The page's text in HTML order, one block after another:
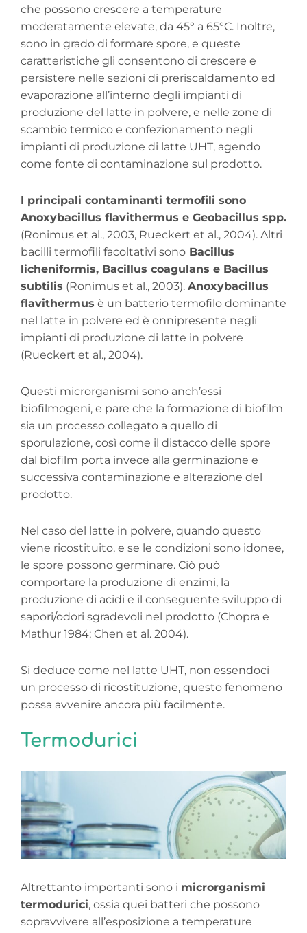
che possono crescere a temperature
moderatamente elevate, da 45° a 65°C. Inoltre,
sono in grado di formare spore, e queste
caratteristiche gli consentono di crescere e
persistere nelle sezioni di preriscaldamento ed
evaporazione all’interno degli impianti di
produzione del latte in polvere, e nelle zone di
scambio termico e confezionamento negli
impianti di produzione di latte UHT, agendo
come fonte di contaminazione sul prodotto.
I principali contaminanti termofili sono
Anoxybacillus flavithermus e Geobacillus spp.
(Ronimus et al., 2003, Rueckert et al., 2004). Altri
bacilli termofili facoltativi sono Bacillus
licheniformis, Bacillus coagulans e Bacillus
subtilis (Ronimus et al., 2003). Anoxybacillus
flavithermus è un batterio termofilo dominante
nel latte in polvere ed è onnipresente negli
impianti di produzione di latte in polvere
(Rueckert et al., 2004).
Questi microrganismi sono anch’essi
biofilmogeni, e pare che la formazione di biofilm
sia un processo collegato a quello di
sporulazione, così come il distacco delle spore
dal biofilm porta invece alla germinazione e
successiva contaminazione e alterazione del
prodotto.
Nel caso del latte in polvere, quando questo
viene ricostituito, e se le condizioni sono idonee,
le spore possono germinare. Ciò può
comportare la produzione di enzimi, la
produzione di acidi e il conseguente sviluppo di
sapori/odori sgradevoli nel prodotto (Chopra e
Mathur 1984; Chen et al. 2004).
Si deduce come nel latte UHT, non essendoci
un processo di ricostituzione, questo fenomeno
possa avvenire ancora più facilmente.
Termodurici
Altrettanto importanti sono i microrganismi
termodurici, ossia quei batteri che possono
sopravvivere all’esposizione a temperature